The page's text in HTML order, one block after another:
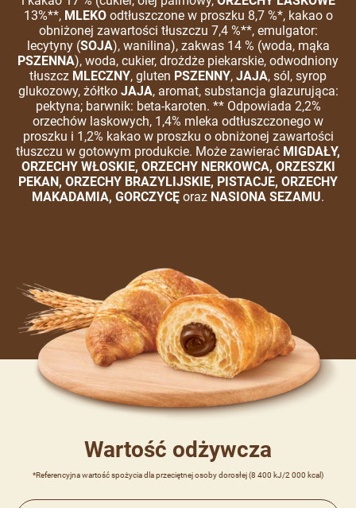
13%**, MLEKOodtłuszczone w proszku 8,7 %*, kakao o
obniżonej zawartości tłuszczu 7,4 %**, emulgator:
lecytyny (SOJA), wanilina), zakwas 14 % (woda, mąka
PSZENNA), woda, cukier, drożdże piekarskie, odwodniony
tłuszcz MLECZNY, gluten PSZENNY, JAJA, sól, syrop
glukozowy, żółtko JAJA, aromat, substancja glazurująca:
pektyna; barwnik: beta-karoten. ** Odpowiada 2,2%
orzechów laskowych, 1,4% mleka odtłuszczonego w
proszku i 1,2% kakao w proszku o obniżonej zawartości
tłuszczu w gotowym produkcie. Może zawierać MIGDAŁY,
ORZECHY WŁOSKIE, ORZECHY NERKOWCA, ORZESZKI
PEKAN, ORZECHY BRAZYLIJSKIE, PISTACJE, ORZECHY
MAKADAMIA, GORCZYCĘ oraz NASIONA SEZAMU.
Wartość odżywcza
*Referencyjna wartość spożycia dla przeciętnej osoby dorosłej (8 400 kJ/2 000 kcal)